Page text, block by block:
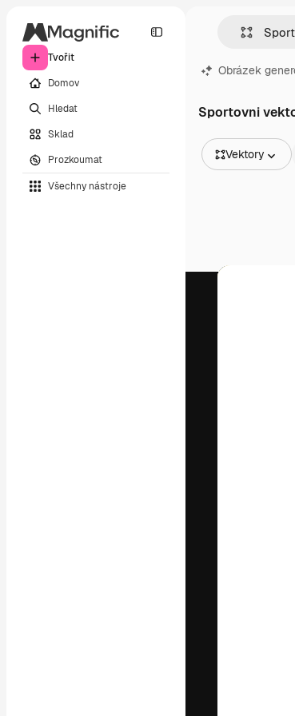
Tvořit
Domov
Hledat
Sklad
Prozkoumat
Všechny nástroje
Obrázek
Sportovni
Vektory
Videa